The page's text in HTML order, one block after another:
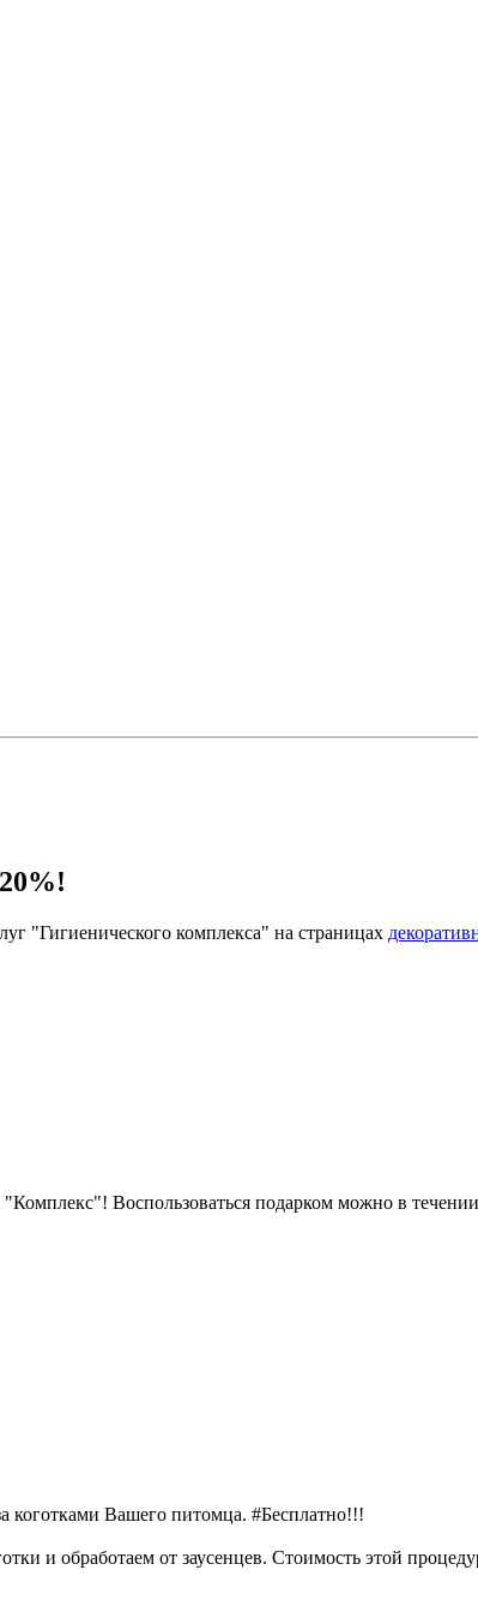
"Гигиенического комплекса" на страницах
Воспользоваться подарком можно в
коготками Вашего питомца. #Бесплатно!!!
и обработаем от заусенцев. Стоимость этой